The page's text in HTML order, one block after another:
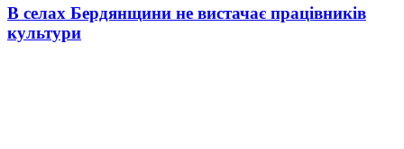
В селах Бердянщини не вистачає працівників
культури